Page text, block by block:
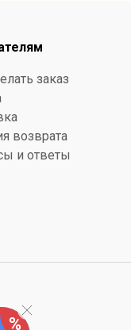
заказ
возврата
и ответы